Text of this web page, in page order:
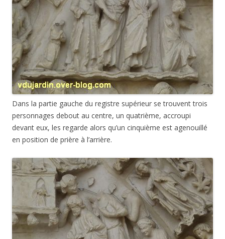
Dans la partie gauche du registre supérieur se trouvent trois
personnages debout au centre, un quatrième, accroupi
devant eux, les regarde alors qu’un cinquième est agenouillé
en position de prière à l’arrière.